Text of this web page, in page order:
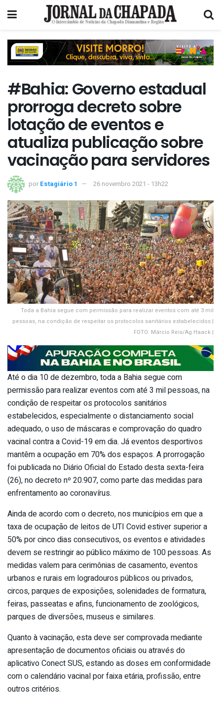
#Bahia: Governo estadual
prorroga decreto sobre
lotação de eventos e
atualiza publicação sobre
vacinação para servidores
por Estagiário 1 26 novembro 2021 - 13h22
Toda a Bahia segue com permissão para realizar eventos com até 3 mil
pessoas, na condição de respeitar os protocolos sanitários estabelecidos |
FOTO: Márcio Reis/Ag Haack |
Até o dia 10 de dezembro, toda a Bahia segue com
permissão para realizar eventos com até 3 mil pessoas, na
condição de respeitar os protocolos sanitários
estabelecidos, especialmente o distanciamento social
adequado, o uso de máscaras e comprovação do quadro
vacinal contra a Covid-19 em dia. Já eventos desportivos
mantêm a ocupação em 70% dos espaços. A prorrogação
foi publicada no Diário Oficial do Estado desta sexta-feira
(26), no decreto nº 20.907, como parte das medidas para
enfrentamento ao coronavírus.
Ainda de acordo com o decreto, nos municípios em que a
taxa de ocupação de leitos de UTI Covid estiver superior a
50% por cinco dias consecutivos, os eventos e atividades
devem se restringir ao público máximo de 100 pessoas. As
medidas valem para cerimônias de casamento, eventos
urbanos e rurais em logradouros públicos ou privados,
circos, parques de exposições, solenidades de formatura,
feiras, passeatas e afins, funcionamento de zoológicos,
parques de diversões, museus e similares.
Quanto à vacinação, esta deve ser comprovada mediante
apresentação de documentos oficiais ou através do
aplicativo Conect SUS, estando as doses em conformidade
com o calendário vacinal por faixa etária, profissão, entre
outros critérios.